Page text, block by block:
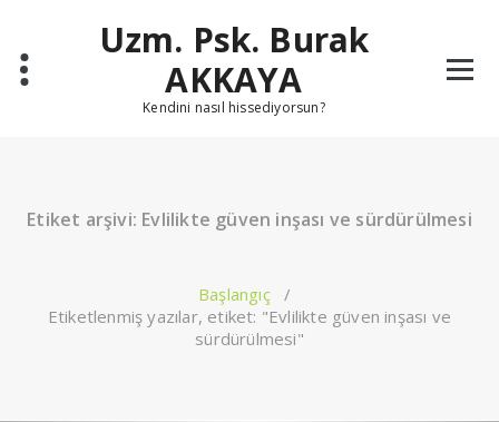
Uzm. Psk. Burak
AKKAYA
Kendini nasıl hissediyorsun?
Etiket arşivi: Evlilikte güven inşası ve sürdürülmesi
Başlangıç/
Etiketlenmiş yazılar, etiket: "Evlilikte güven inşası ve
sürdürülmesi"